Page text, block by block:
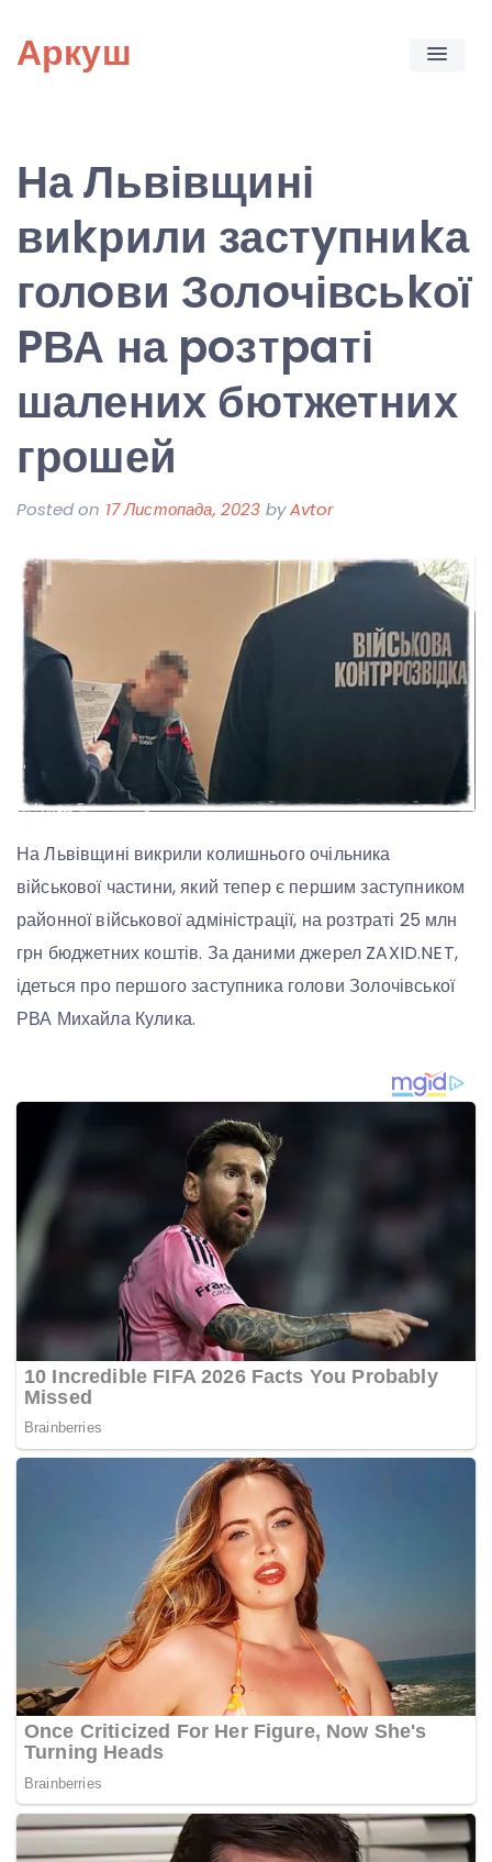
content
Аркуш
На Львівщині
виkрили застyпниkа
голoви Золoчівсьkої
PВА на poзтpaті
шалених бютжетних
грошей
Posted on 17 Листопада, 2023 byAvtor
На Львівщині викрили колишнього очільника
військової частини, який тепер є першим заступником
районної військової адміністрації, на розтраті 25 млн
грн бюджетних коштів. За даними джерел ZAXID.NET,
ідеться про першого заступника голови Золочівської
РВА Михайла Кулика.